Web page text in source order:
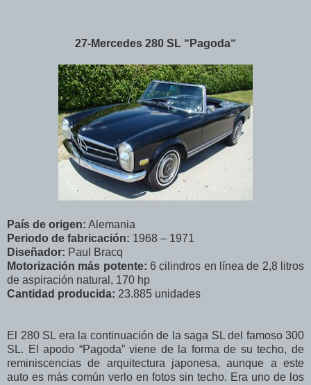
27-Mercedes 280 SL “Pagoda“
País de origen: Alemania
Periodo de fabricación: 1968 – 1971
Diseñador: Paul Bracq
Motorización más potente: 6 cilindros en línea de 2,8 litros
de aspiración natural, 170 hp
Cantidad producida: 23.885 unidades
El 280 SL era la continuación de la saga SL del famoso 300
SL. El apodo “Pagoda” viene de la forma de su techo, de
reminiscencias de arquitectura japonesa, aunque a este
auto es más común verlo en fotos sin techo. Era uno de los